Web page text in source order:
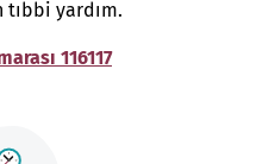
yardım.
116117